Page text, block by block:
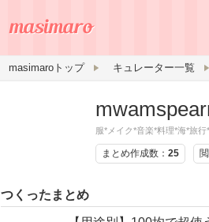
masimaroトップ キュレーター一覧
服*メイク*音楽*料理*海*旅
まとめ作成数： 25
つくったまとめ